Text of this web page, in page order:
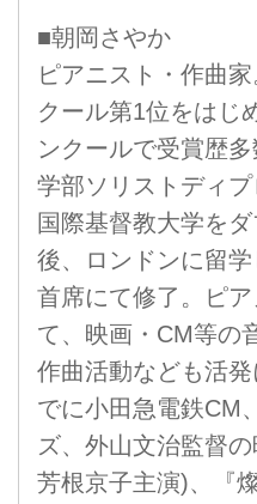
■朝岡さやか
ピアニスト・作曲
クール第1位をはじ
ンクールで受賞歴
学部ソリストディ
国際基督教大学を
後、ロンドンに留
首席にて修了。ピ
て、映画・CM等の
作曲活動なども活
でに小田急電鉄CM
ズ、外山文治監督
芳根京子主演)、『